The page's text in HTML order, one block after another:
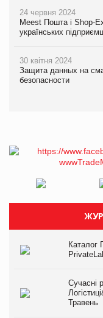
24 червня 2024
Meest Пошта і Shop-
українських
30 квітня 2024
Защита данных на
безопасности
Каталог
Сучасні
Травень